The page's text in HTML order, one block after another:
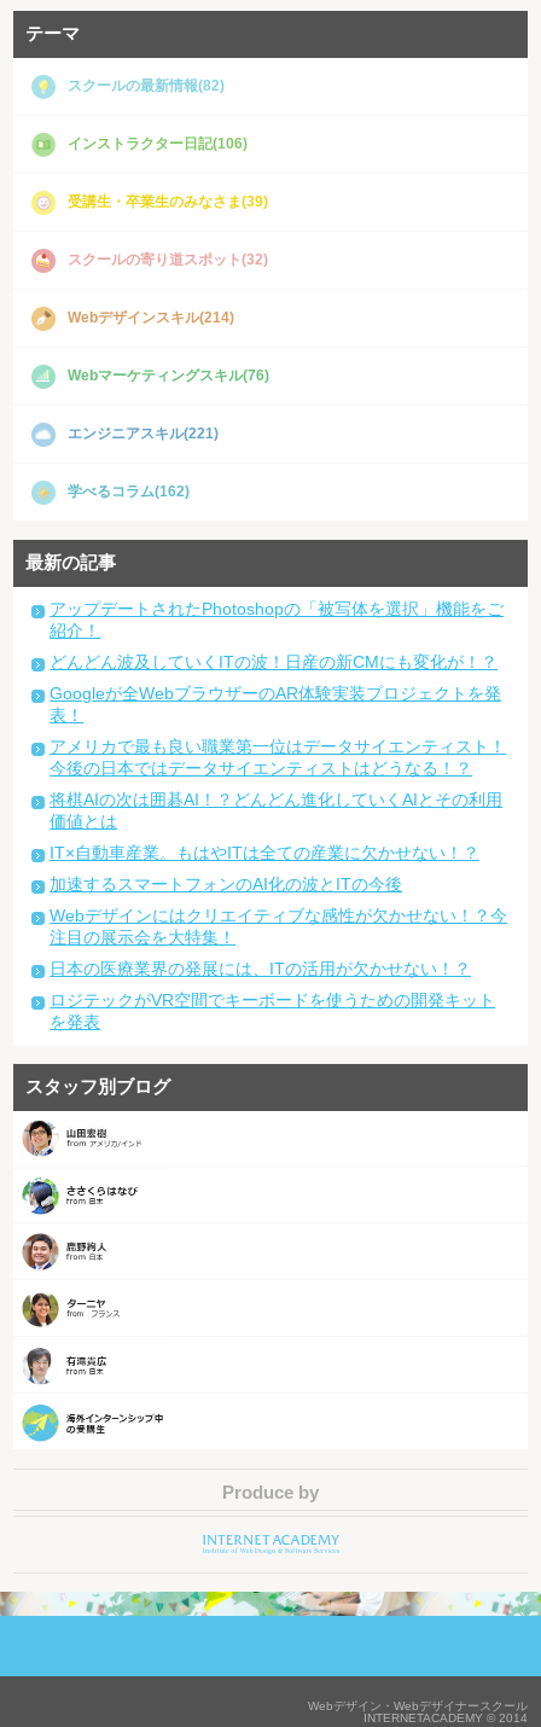
テーマ
スクールの最新情報(82)
インストラクター日記(106)
受講生・卒業生のみなさま(39)
スクールの寄り道スポット(32)
Webデザインスキル(214)
Webマーケティングスキル(76)
エンジニアスキル(221)
学べるコラム(162)
最新の記事
アップデートされたPhotoshopの「被写体を選択」機能をご
紹介！
どんどん波及していくITの波！日産の新CMにも変化が！？
Googleが全WebブラウザーのAR体験実装プロジェクトを発
表！
アメリカで最も良い職業第一位はデータサイエンティスト！
今後の日本ではデータサイエンティストはどうなる！？
将棋AIの次は囲碁AI！？どんどん進化していくAIとその利用
価値とは
IT×自動車産業。もはやITは全ての産業に欠かせない！？
加速するスマートフォンのAI化の波とITの今後
Webデザインにはクリエイティブな感性が欠かせない！？今
注目の展示会を大特集！
日本の医療業界の発展には、ITの活用が欠かせない！？
ロジテックがVR空間でキーボードを使うための開発キット
を発表
スタッフ別ブログ
Produce by
Webデザイン・Webデザイナースクール
INTERNETACADEMY © 2014